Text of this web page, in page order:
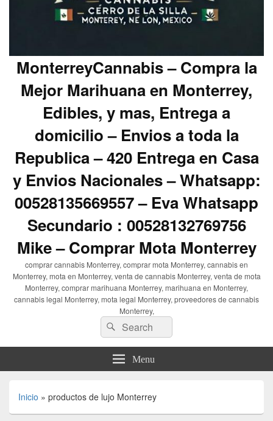
MonterreyCannabis – Compra la
Mejor Marihuana en Monterrey,
Edibles, y mas, Entrega a
domicilio – Envios a toda la
Republica – 420 Entrega en Casa
y Envios Nacionales – Whatsapp:
00528135669557 – Eva Whatsapp
Secundario : 00528132769756
Mike – Comprar Mota Monterrey
comprar cannabis Monterrey, comprar mota Monterrey, cannabis en
Monterrey, mota en Monterrey, venta de cannabis Monterrey, venta de mota
Monterrey, comprar marihuana Monterrey, marihuana en Monterrey,
cannabis legal Monterrey, mota legal Monterrey, proveedores de cannabis
Monterrey,
Search
for:
Search
Menu
Inicio » productos de lujo Monterrey